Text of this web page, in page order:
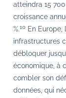
atteindra 15
croissance
%.10 En Europe,
infrastructures
débloquer
économique, à
combler son
données, qui